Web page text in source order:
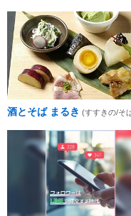
酒とそば まるき (すすきの/そ